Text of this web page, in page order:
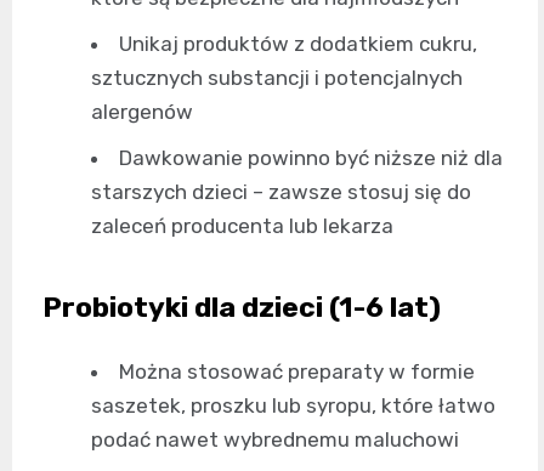
Unikaj produktów z dodatkiem cukru,
sztucznych substancji i potencjalnych
alergenów
Dawkowanie powinno być niższe niż dla
starszych dzieci – zawsze stosuj się do
zaleceń producenta lub lekarza
Probiotyki dla dzieci (1-6 lat)
Można stosować preparaty w formie
saszetek, proszku lub syropu, które łatwo
podać nawet wybrednemu maluchowi